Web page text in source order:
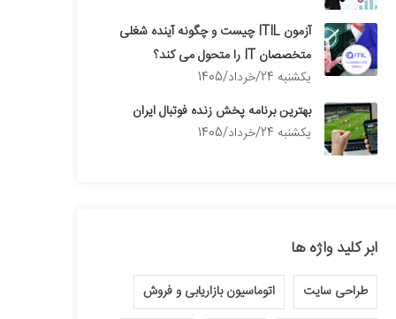
آزمون ITIL چیست و چگونه آینده شغلی
متخصصان IT را متحول می کند؟
يكشنبه 24/خرداد/1405
بهترین برنامه پخش زنده فوتبال ایران
يكشنبه 24/خرداد/1405
ابر کلید واژه ها
طراحی سایت اتوماسیون بازاریابی و فروش